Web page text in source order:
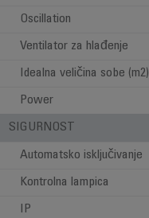
Oscillation
Ventilator za hlađenje
Idealna veličina sobe (m2)
Power
SIGURNOST
Automatsko isključivanje
Kontrolna lampica
IP